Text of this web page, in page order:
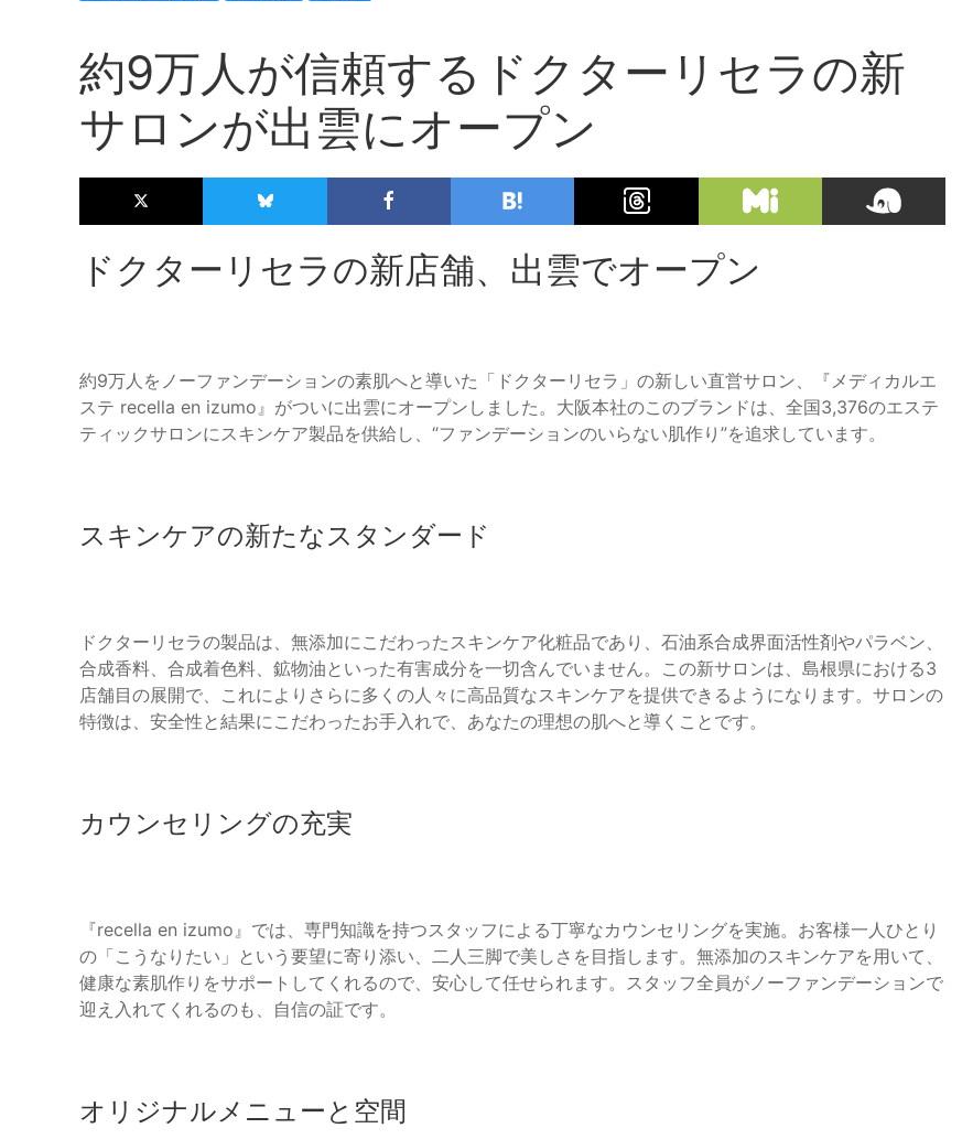
約9万人が信頼するドクターリセラの新
サロンが出雲にオープン
ドクターリセラの新店舗、出雲でオープン
約9万人をノーファンデーションの素肌へと導いた「ドクターリセラ」の新しい直営サロン、『メディカルエ
ステ recella en izumo』がついに出雲にオープンしました。大阪本社のこのブランドは、全国3,376のエステ
ティックサロンにスキンケア製品を供給し、“ファンデーションのいらない肌作り”を追求しています。
スキンケアの新たなスタンダード
ドクターリセラの製品は、無添加にこだわったスキンケア化粧品であり、石油系合成界面活性剤やパラベン、
合成香料、合成着色料、鉱物油といった有害成分を一切含んでいません。この新サロンは、島根県における3
店舗目の展開で、これによりさらに多くの人々に高品質なスキンケアを提供できるようになります。サロンの
特徴は、安全性と結果にこだわったお手入れで、あなたの理想の肌へと導くことです。
カウンセリングの充実
『recella en izumo』では、専門知識を持つスタッフによる丁寧なカウンセリングを実施。お客様一人ひとり
の「こうなりたい」という要望に寄り添い、二人三脚で美しさを目指します。無添加のスキンケアを用いて、
健康な素肌作りをサポートしてくれるので、安心して任せられます。スタッフ全員がノーファンデーションで
迎え入れてくれるのも、自信の証です。
オリジナルメニューと空間